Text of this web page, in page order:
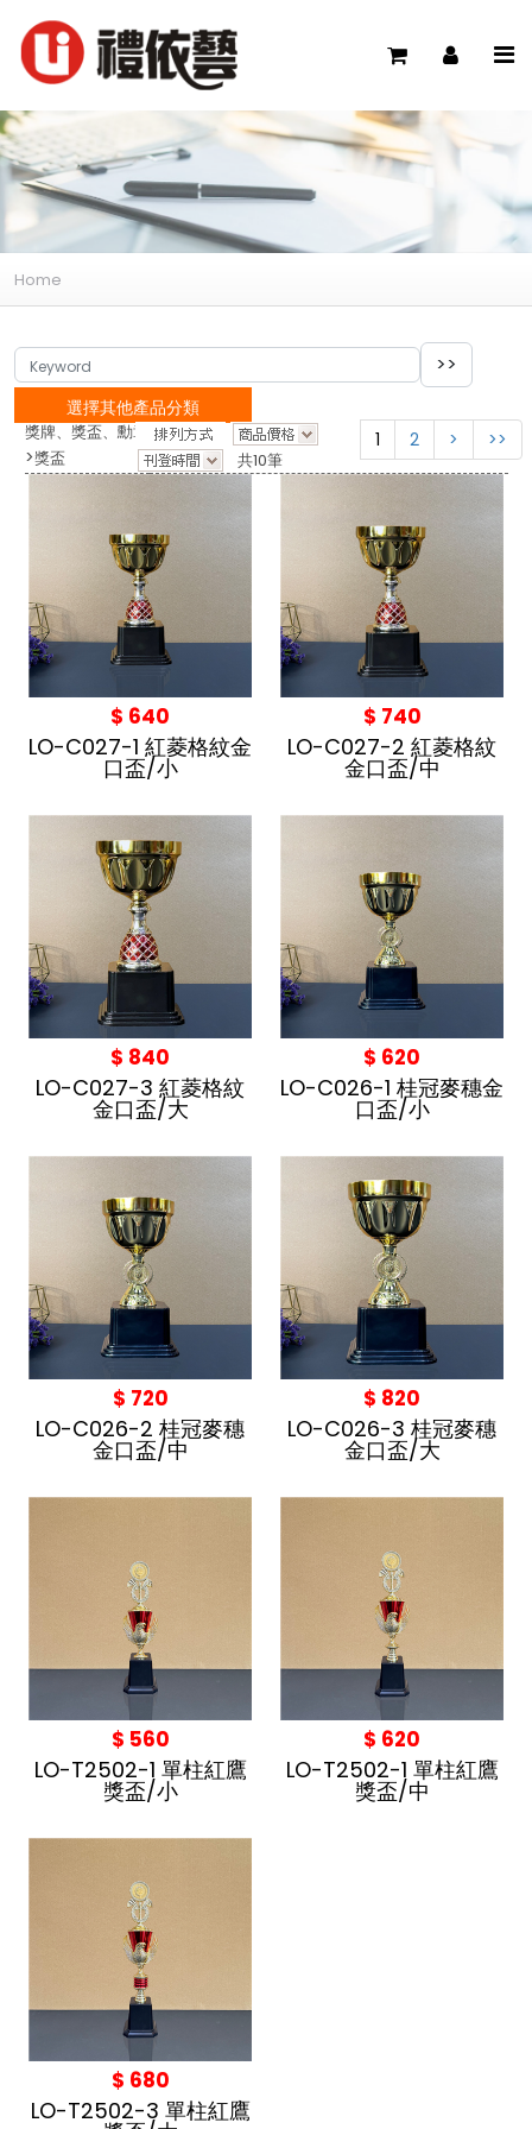
Home
選擇其他產品分類
獎牌、獎盃、勳章
>獎盃 共10筆
1 2 > >>
$ 640
LO-C027-1 紅菱格紋金
口盃/小
$ 740
LO-C027-2 紅菱格紋
金口盃/中
$ 840
LO-C027-3 紅菱格紋
金口盃/大
$ 620
LO-C026-1 桂冠麥穗金
口盃/小
$ 720
LO-C026-2 桂冠麥穗
金口盃/中
$ 820
LO-C026-3 桂冠麥穗
金口盃/大
$ 560
LO-T2502-1 單柱紅鷹
獎盃/小
$ 620
LO-T2502-1 單柱紅鷹
獎盃/中
$ 680
LO-T2502-3 單柱紅鷹